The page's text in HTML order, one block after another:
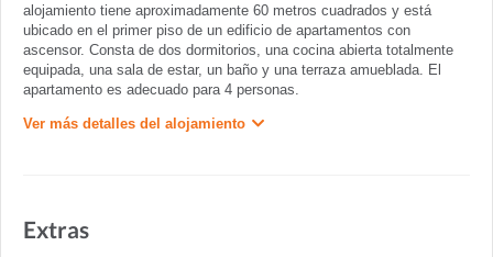
alojamiento tiene aproximadamente 60 metros cuadrados y está
ubicado en el primer piso de un edificio de apartamentos con
ascensor. Consta de dos dormitorios, una cocina abierta totalmente
equipada, una sala de estar, un baño y una terraza amueblada. El
apartamento es adecuado para 4 personas.
Ver más detalles del alojamiento
Extras